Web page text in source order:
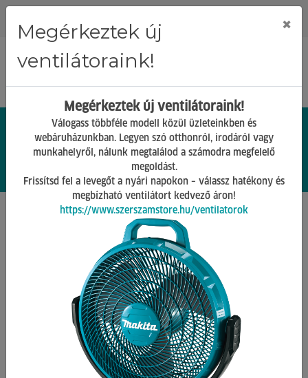
0 0.
Alkatrészek
Vissza
Kategóriák
Megérkeztek új
ventilátoraink!
×
Megérkeztek új ventilátoraink!
Válogass többféle modell közül üzleteinkben és
webáruházunkban. Legyen szó otthonról, irodáról vagy
munkahelyről, nálunk megtalálod a számodra megfelelő
megoldást.
Frissítsd fel a levegőt a nyári napokon – válassz hatékony és
megbízható ventilátort kedvező áron!
https://www.szerszamstore.hu/ventilatorok